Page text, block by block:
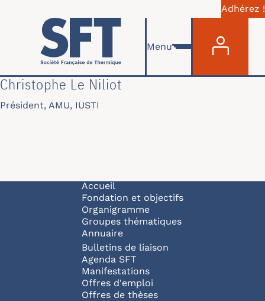
Aller au contenu principal
Adhérez !
Menu
Christophe Le Niliot
Président, AMU, IUSTI
Navigation principale
Accueil
Fondation et objectifs
Organigramme
Groupes thématiques
Annuaire
Bulletins de liaison
Agenda SFT
Manifestations
Offres d'emploi
Offres de thèses